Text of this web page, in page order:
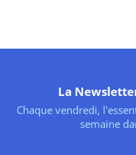
La
Chaque vendredi,
semaine